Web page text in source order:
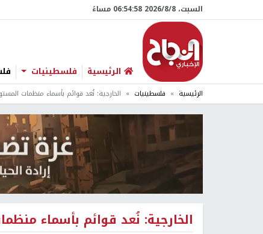
السبت، 8/‏8/‏2026 06:54:59 مساءً
الرئيسية فلسطينيات
الرئيسية فلسطينيات الخارجية: نُعد قوائم بأسماء منظمات
الخارجية: نُعد قوائم بأسماء